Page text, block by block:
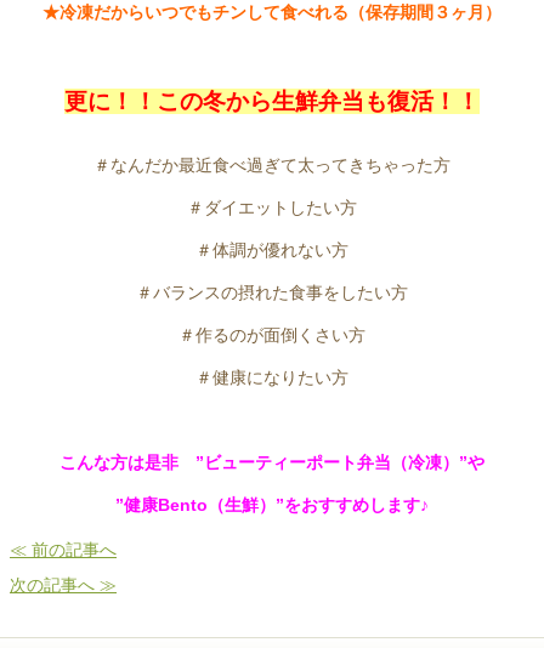
★冷凍だからいつでもチンして食べれる（保存期間３ヶ月）
更に！！この冬から生鮮弁当も復活！！
＃なんだか最近食べ過ぎて太ってきちゃった方
＃ダイエットしたい方
＃体調が優れない方
＃バランスの摂れた食事をしたい方
＃作るのが面倒くさい方
＃健康になりたい方
こんな方は是非 ”ビューティーポート弁当（冷凍）”や
”健康Bento（生鮮）”をおすすめします♪
≪ 前の記事へ
次の記事へ ≫